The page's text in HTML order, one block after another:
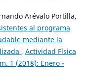
Arévalo Portilla,
al programa
mediante la
, Actividad Física
1 (2018): Enero -